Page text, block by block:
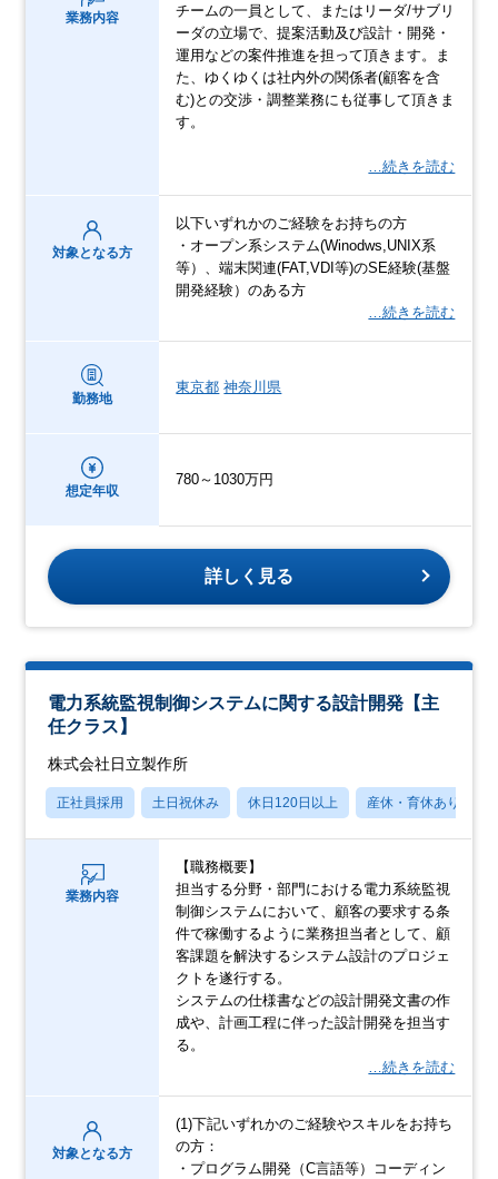
業務内容
チームの一員として、またはリーダ/サブリ
ーダの立場で、提案活動及び設計・開発・
運用などの案件推進を担って頂きます。ま
た、ゆくゆくは社内外の関係者(顧客を含
む)との交渉・調整業務にも従事して頂きま
す。
…続きを読む
対象となる方
以下いずれかのご経験をお持ちの方
・オープン系システム(Winodws,UNIX系
等）、端末関連(FAT,VDI等)のSE経験(基盤
開発経験）のある方
…続きを読む
勤務地
東京都 神奈川県
想定年収
780～1030万円
詳しく見る
電力系統監視制御システムに関する設計開発【主
任クラス】
株式会社日立製作所
正社員採用 土日祝休み 休日120日以上 産休・育休あり
業務内容
【職務概要】
担当する分野・部門における電力系統監視
制御システムにおいて、顧客の要求する条
件で稼働するように業務担当者として、顧
客課題を解決するシステム設計のプロジェ
クトを遂行する。
システムの仕様書などの設計開発文書の作
成や、計画工程に伴った設計開発を担当す
る。
…続きを読む
対象となる方
(1)下記いずれかのご経験やスキルをお持ち
の方：
・プログラム開発（C言語等）コーディン